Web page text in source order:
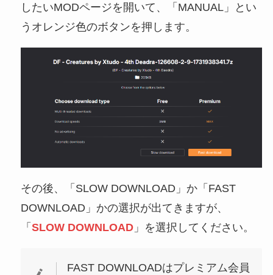
したいMODページを開いて、「MANUAL」とい
うオレンジ色のボタンを押します。
その後、「SLOW DOWNLOAD」か「FAST
DOWNLOAD」かの選択が出てきますが、
「 SLOW DOWNLOAD」を選択してください。
FAST DOWNLOADはプレミアム会員